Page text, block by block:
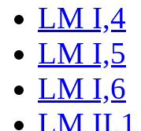
LM I,4
LM I,5
LM I,6
LM II,1